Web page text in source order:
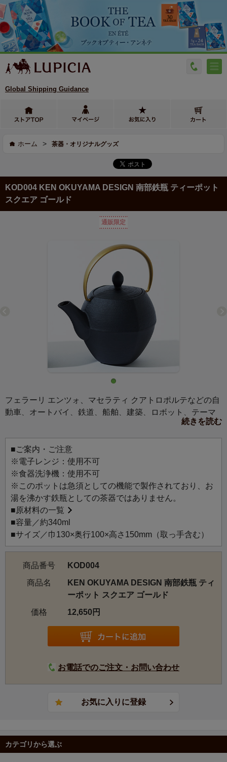
Global Shipping Guidance
ホーム > 茶器・オリジナルグッズ
KOD004 KEN OKUYAMA DESIGN 南部鉄瓶 ティーポット
スクエア ゴールド
通販限定
フェラーリ エンツォ、マセラティ クアトロポルテなどの自
動車、オートバイ、鉄道、船舶、建築、ロボット、テーマ
パークなどの様々なデザインを手掛ける、奥山清行(おくや
まきよゆき/KEN OKUYAMA)氏がデザインし、南部鉄器の
老舗「岩鋳(いわちゅう)」で製作された南部鉄瓶ティーポッ
トです。膨らみのあるスクエア形状で、底部にかけて細く
なっていく絶妙なラインが美しい、軽やかでモダンなデザ
インが特徴です。取手は最も単純で美しい日本刀をイメー
ジして作られました。南部鉄器は繊細な鋳肌と重厚な味わ
いのある着色が特徴。飲み物を適切な温度で保つことので
きる鉄鋳物です。また、内側はホーロー仕上げのため錆び
る心配なくご使用いただけます。日本茶の急須として、紅
茶、中国茶などの茶器としてはもちろん、コーヒードリッ
てもご利用いただけます。
続きを読む
■ご案内・ご注意
※電子レンジ：使用不可
※食器洗浄機：使用不可
※このポットは急須としての機能で製作されており、お
湯を沸かす鉄瓶としての茶器ではありません。
■原材料の一覧
■容量／約340ml
■サイズ／巾130×奥行100×高さ150mm（取っ手含む）
商品番号
KOD004
商品名
KEN OKUYAMA DESIGN 南部鉄瓶 ティ
ーポット スクエア ゴールド
価格
12,650円
お電話でのご注文・お問い合わせ
カテゴリから選ぶ